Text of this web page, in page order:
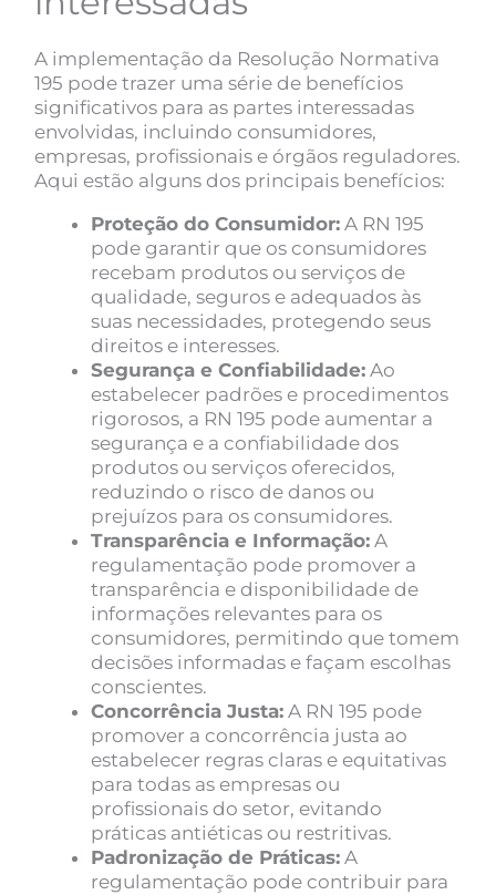
A implementação da Resolução Normativa
195 pode trazer uma série de benefícios
significativos para as partes interessadas
envolvidas, incluindo consumidores,
empresas, profissionais e órgãos reguladores.
Aqui estão alguns dos principais benefícios:
Proteção do Consumidor: A RN 195
pode garantir que os consumidores
recebam produtos ou serviços de
qualidade, seguros e adequados às
suas necessidades, protegendo seus
direitos e interesses.
Segurança e Confiabilidade: Ao
estabelecer padrões e procedimentos
rigorosos, a RN 195 pode aumentar a
segurança e a confiabilidade dos
produtos ou serviços oferecidos,
reduzindo o risco de danos ou
prejuízos para os consumidores.
Transparência e Informação: A
regulamentação pode promover a
transparência e disponibilidade de
informações relevantes para os
consumidores, permitindo que tomem
decisões informadas e façam escolhas
conscientes.
Concorrência Justa: A RN 195 pode
promover a concorrência justa ao
estabelecer regras claras e equitativas
para todas as empresas ou
profissionais do setor, evitando
práticas antiéticas ou restritivas.
Padronização de Práticas: A
regulamentação pode contribuir para